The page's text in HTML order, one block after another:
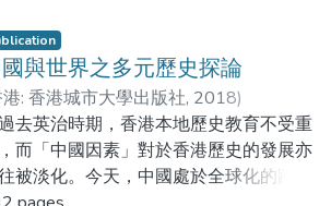
與世界之多元歷史探論
: 香港城市大學出版社, 2018)
銶
;Prof. PAAU Danny ;麥勁生
AU Chi Kin
去英治時期，香港本地歷史教育不受重
而「中國因素」對於香港歷史的發展亦
被淡化。今天，中國處於全球化的跨國